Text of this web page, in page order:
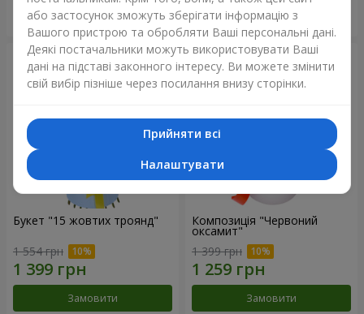
Замовити Замовити
Букет "15 жовтих троянд"
1 554 грн
Замовити
Композиція "Червоний
оксамит"
1 399 грн
Замовити
або застосунок зможуть зберігати інформацію з
Вашого пристрою та обробляти Ваші персональні дані.
Деякі постачальники можуть використовувати Ваші
дані на підставі законного інтересу. Ви можете змінити
свій вибір пізніше через посилання внизу сторінки.
Прийняти всі
Налаштувати